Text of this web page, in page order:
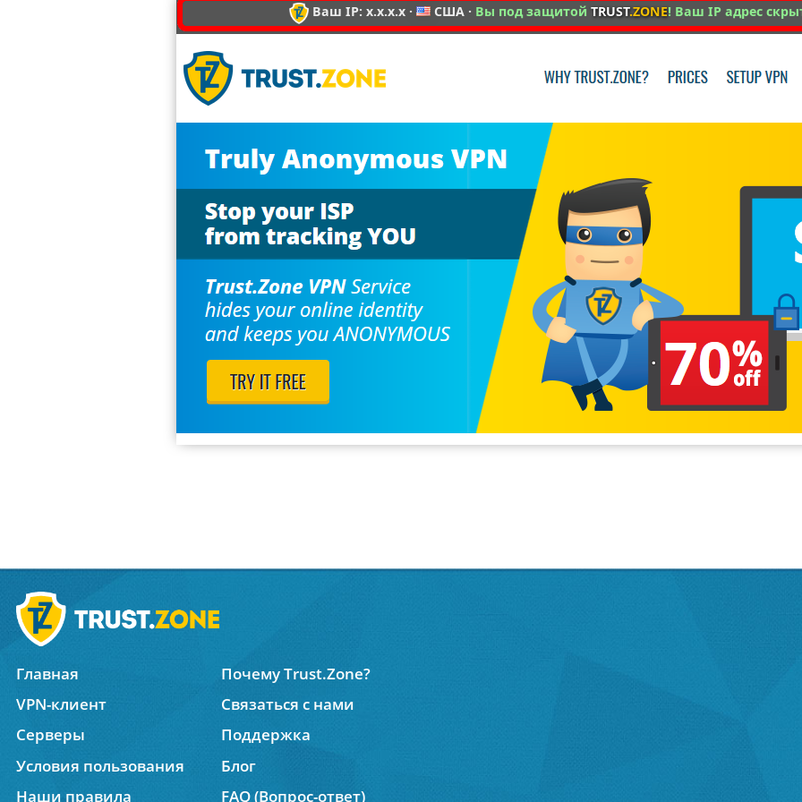
Ваш IP: x.x.x.x · США · Вы под защитойTRUST.ZONE! Ваш IP адрес
Главная
Почему Trust.Zone?
VPN-клиент
Связаться с нами
Серверы
Поддержка
Условия пользования
Блог
Наши правила
FAQ (Вопрос-ответ)